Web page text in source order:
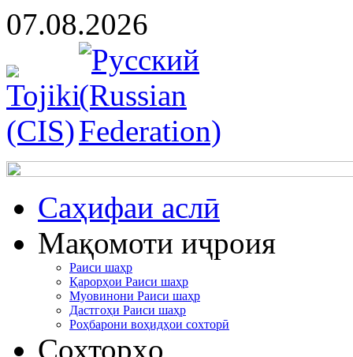
07.08.2026
Cаҳифаи аслӣ
Мақомоти иҷроия
Раиси шаҳр
Қарорҳои Раиси шаҳр
Муовинони Раиси шаҳр
Дастгоҳи Раиси шаҳр
Роҳбарони воҳидҳои сохторӣ
Сохторҳо